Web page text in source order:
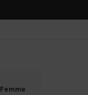
Femme